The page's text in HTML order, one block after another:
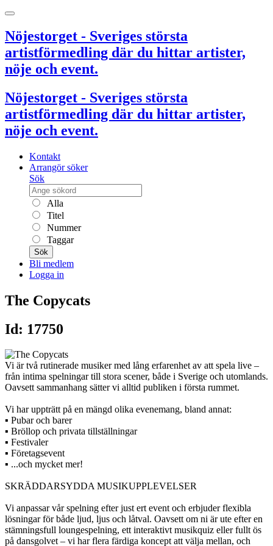
Nöjestorget - Sveriges största
artistförmedling där du hittar artister,
nöje och event.
Nöjestorget - Sveriges största
artistförmedling där du hittar artister,
nöje och event.
Kontakt
Arrangör söker
Sök
Alla
Titel
Nummer
Taggar
Sök
Bli medlem
Logga in
The Copycats
Id: 17750
Vi är två rutinerade musiker med lång erfarenhet av att spela live –
från intima spelningar till stora scener, både i Sverige och utomlands.
Oavsett sammanhang sätter vi alltid publiken i första rummet.
Vi har uppträtt på en mängd olika evenemang, bland annat:
▪ Pubar och barer
▪ Bröllop och privata tillställningar
▪ Festivaler
▪ Företagsevent
▪ ...och mycket mer!
SKRÄDDARSYDDA MUSIKUPPLEVELSER
Vi anpassar vår spelning efter just ert event och erbjuder flexibla
lösningar för både ljud, ljus och låtval. Oavsett om ni är ute efter en
stämningsfull loungespelning, ett interaktivt musikquiz eller fullt ös
på dansgolvet – vi har flera färdiga koncept att välja mellan, och